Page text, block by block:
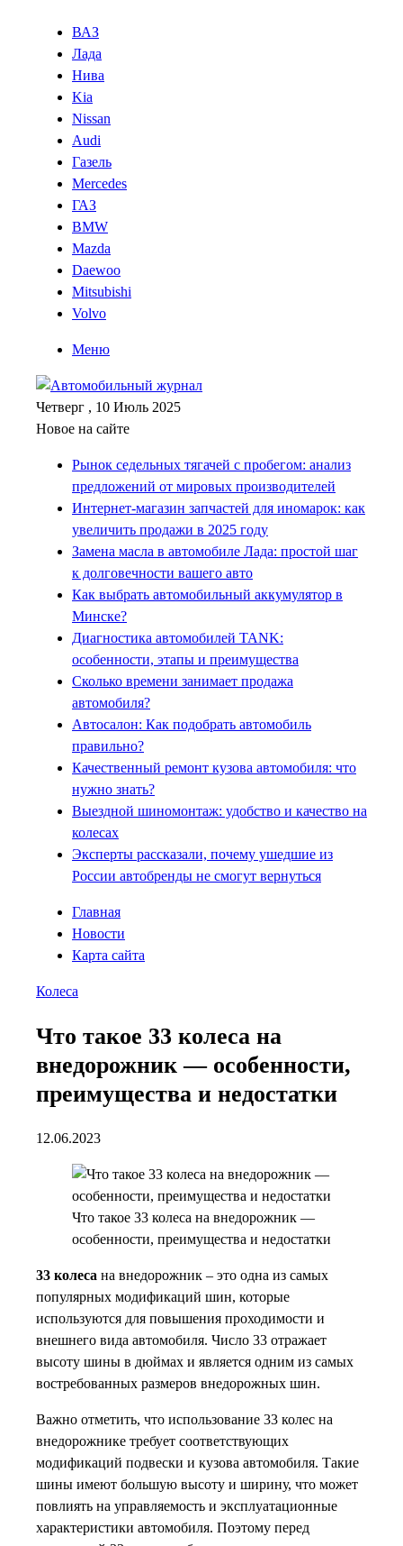
ВАЗ
Лада
Нива
Kia
Nissan
Audi
Газель
Mercedes
ГАЗ
BMW
Mazda
Daewoo
Mitsubishi
Volvo
Меню
Четверг , 10 Июль 2025
Новое на сайте
Рынок седельных тягачей с пробегом: анализ
предложений от мировых производителей
Интернет-магазин запчастей для иномарок: как
увеличить продажи в 2025 году
Замена масла в автомобиле Лада: простой шаг
к долговечности вашего авто
Как выбрать автомобильный аккумулятор в
Минске?
Диагностика автомобилей TANK:
особенности, этапы и преимущества
Сколько времени занимает продажа
автомобиля?
Автосалон: Как подобрать автомобиль
правильно?
Качественный ремонт кузова автомобиля: что
нужно знать?
Выездной шиномонтаж: удобство и качество на
колесах
Эксперты рассказали, почему ушедшие из
России автобренды не смогут вернуться
Главная
Новости
Карта сайта
Колеса
Что такое 33 колеса на
внедорожник — особенности,
преимущества и недостатки
12.06.2023
Что такое 33 колеса на внедорожник —
особенности, преимущества и недостатки
33 колеса на внедорожник – это одна из самых
популярных модификаций шин, которые
используются для повышения проходимости и
внешнего вида автомобиля. Число 33 отражает
высоту шины в дюймах и является одним из самых
востребованных размеров внедорожных шин.
Важно отметить, что использование 33 колес на
внедорожнике требует соответствующих
модификаций подвески и кузова автомобиля. Такие
шины имеют большую высоту и ширину, что может
повлиять на управляемость и эксплуатационные
характеристики автомобиля. Поэтому перед